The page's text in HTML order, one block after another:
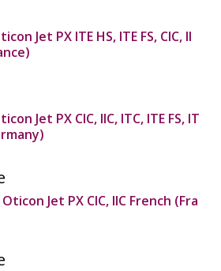
Jet PX ITE HS, ITE FS, CIC, II
Jet PX CIC, IIC, ITC, ITE FS, IT
Jet PX CIC, IIC French (Fra